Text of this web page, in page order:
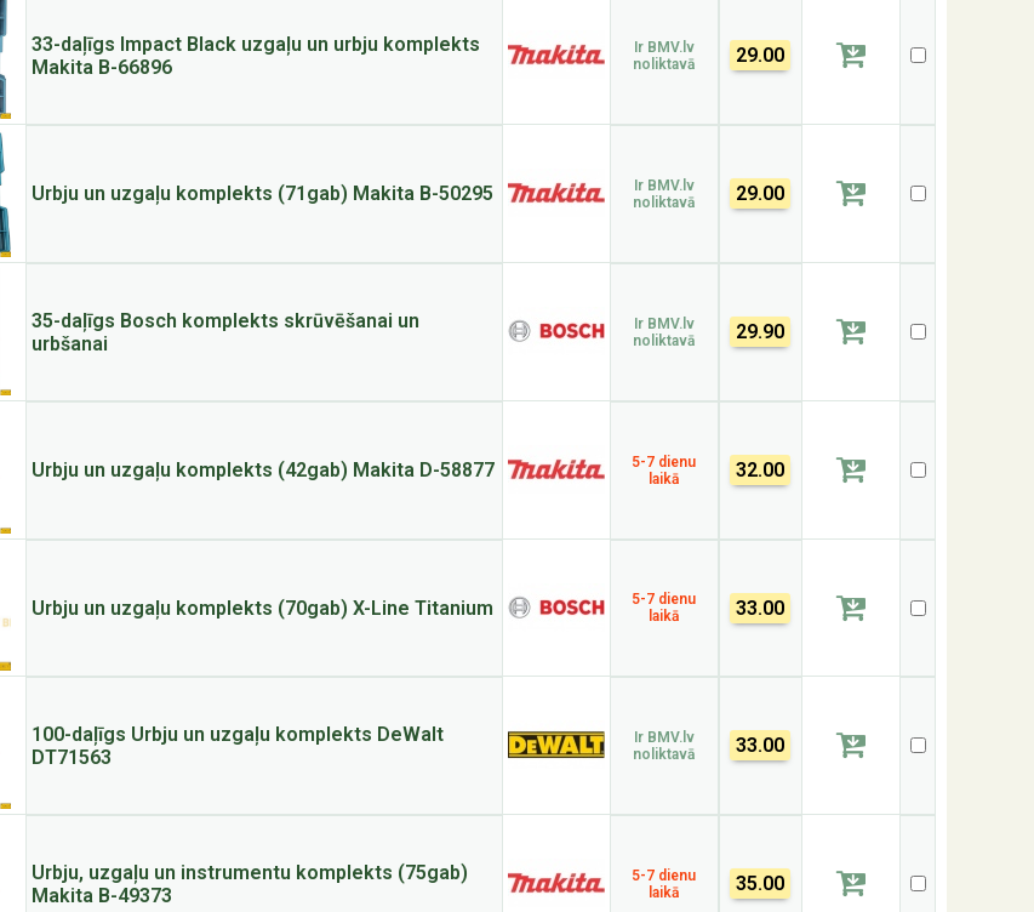
33-daļīgs Impact Black uzgaļu un urbju komplekts
Makita B-66896
Ir BMV.lv
noliktavā
29.00
Urbju un uzgaļu komplekts (71gab) Makita B-50295
Ir BMV.lv
noliktavā
29.00
35-daļīgs Bosch komplekts skrūvēšanai un
urbšanai
Ir BMV.lv
noliktavā
29.90
Urbju un uzgaļu komplekts (42gab) Makita D-58877
5-7 dienu
laikā
32.00
Urbju un uzgaļu komplekts (70gab) X-Line Titanium
5-7 dienu
laikā
33.00
100-daļīgs Urbju un uzgaļu komplekts DeWalt
DT71563
Ir BMV.lv
noliktavā
33.00
Urbju, uzgaļu un instrumentu komplekts (75gab)
Makita B-49373
5-7 dienu
laikā
35.00